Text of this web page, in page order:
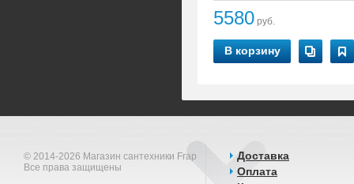
5580 руб.
В корзину
© 2014-2026 Магазин сантехники Frap
Все права защищены
Доставка
Оплата